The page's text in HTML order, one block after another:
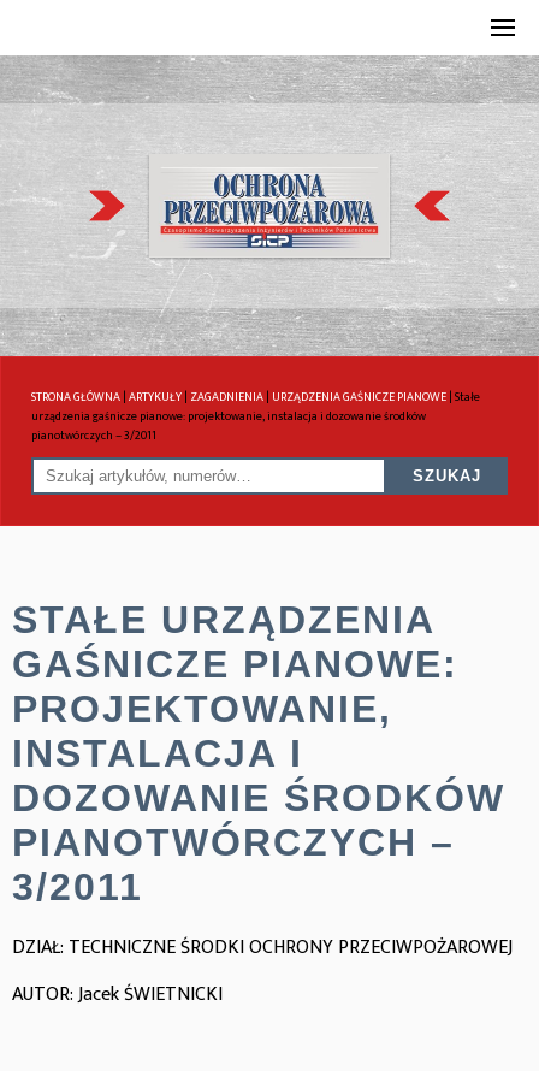
STRONA GŁÓWNA|ARTYKUŁY| ZAGADNIENIA| URZĄDZENIA GAŚNICZE PIANOWE|Stałe
urządzenia gaśnicze pianowe: projektowanie, instalacja i dozowanie środków
pianotwórczych – 3/2011
SZUKAJ
STAŁE URZĄDZENIA
GAŚNICZE PIANOWE:
PROJEKTOWANIE,
INSTALACJA I
DOZOWANIE ŚRODKÓW
PIANOTWÓRCZYCH –
3/2011
DZIAŁ: TECHNICZNE ŚRODKI OCHRONY PRZECIWPOŻAROWEJ
AUTOR: Jacek ŚWIETNICKI